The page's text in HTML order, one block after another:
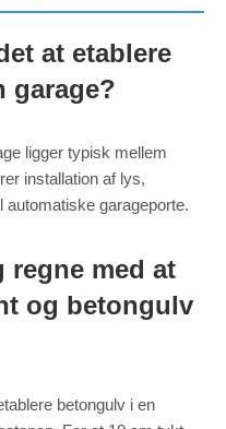
at etablere
garage?
ligger typisk mellem
installation af lys,
garageporte.
regne med at
og betongulv
betongulv i en